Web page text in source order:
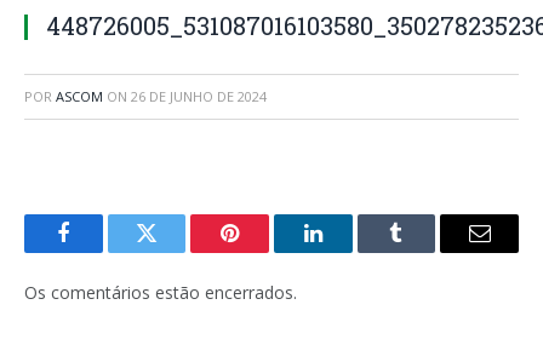
POR ASCOM ON 26 DE JUNHO DE 2024
FacebookTwitter Pinterest LinkedInTumblr
E-
Os comentários estão encerrados.